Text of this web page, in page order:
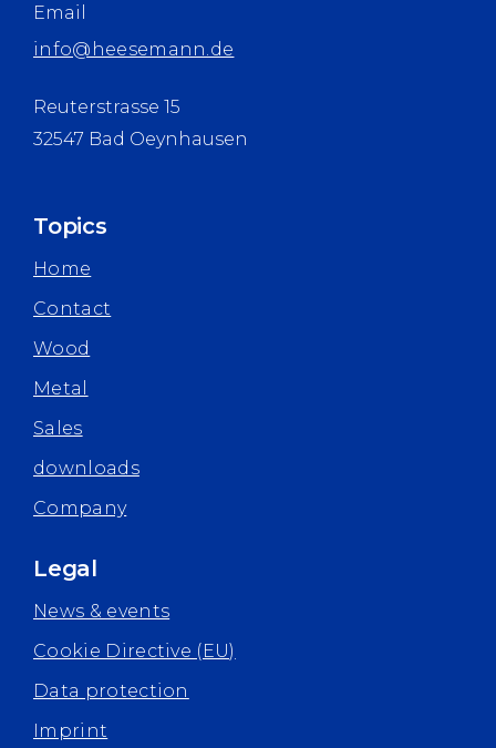
Email
info@heesemann.de
Reuterstrasse 15
32547 Bad Oeynhausen
Topics
Home
Contact
Wood
Metal
Sales
downloads
Company
Legal
News & events
Cookie Directive (EU)
Data protection
Imprint